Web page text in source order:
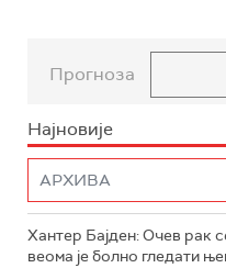
Прогноза
Најновије
Хантер Бајден: Очев рак
веома је болно гледати